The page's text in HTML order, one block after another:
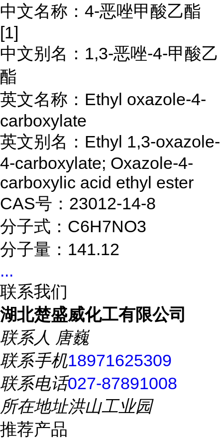
中文名称：4-恶唑甲酸乙酯
[1]
中文别名：1,3-恶唑-4-甲酸乙
酯
英文名称：Ethyl oxazole-4-
carboxylate
英文别名：Ethyl 1,3-oxazole-
4-carboxylate; Oxazole-4-
carboxylic acid ethyl ester
CAS号：23012-14-8
分子式：C6H7NO3
分子量：141.12
...
联系我们
湖北楚盛威化工有限公司
联系人 唐巍
联系手机18971625309
联系电话027-87891008
所在地址洪山工业园
推荐产品